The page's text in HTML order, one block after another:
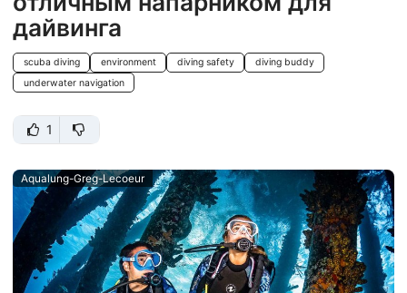
дайвинга
scuba diving environment diving safety
diving buddy
underwater navigation
1
Aqualung-Greg-Lecoeur